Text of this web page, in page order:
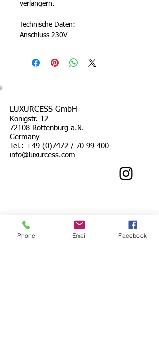
verlängern.
Technische Daten:
Anschluss 230V
LUXURCESS GmbH
Königstr. 12
72108 Rottenburg a.N.
Germany
Tel.: +49 (0)7472 / 70 99 400
info@luxurcess.com
Phone Email Facebook